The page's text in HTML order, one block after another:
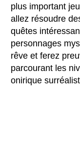
plus important
allez résoudre
quêtes
personnages
rêve et ferez
parcourant les
onirique